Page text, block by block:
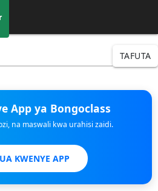
TAFUTA
App ya Bongoclass
na maswali kwa urahisi zaidi.
KWENYE APP